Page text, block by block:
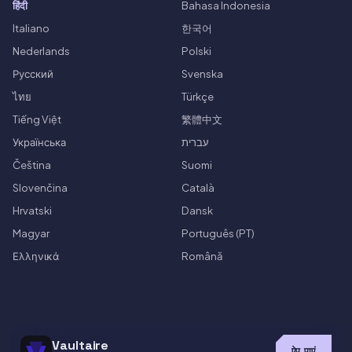
Vaultaire
हिंदी
Bahasa Indonesia
Italiano
한국어
Nederlands
Polski
Русский
Svenska
ไทย
Türkçe
Tiếng Việt
繁體中文
Українська
עברית
Čeština
Suomi
Slovenčina
Català
Hrvatski
Dansk
Magyar
Português (PT)
Ελληνικά
Română